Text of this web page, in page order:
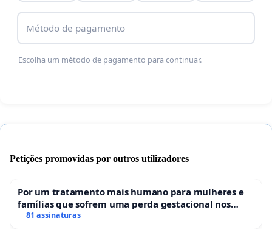
pé está a situação da aquisição de castrações? O
que será feito para resolver essa situação?Será que
vamos ter que denunciar ao Ministério Público essa
situação? E levar a público mais flagrante
Método de pagamento
Escolha um método de pagamento para continuar.
Petições promovidas por outros utilizadores
Por um tratamento mais humano para mulheres e
famílias que sofrem uma perda gestacional nos
hospitais portugueses
81 assinaturas